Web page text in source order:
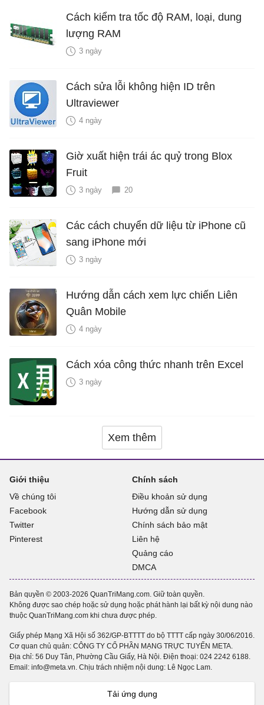
Cách kiểm tra tốc độ RAM, loại, dung
lượng RAM
3 ngày
Cách sửa lỗi không hiện ID trên
Ultraviewer
4 ngày
Giờ xuất hiện trái ác quỷ trong Blox
Fruit
3 ngày 20
Các cách chuyển dữ liệu từ iPhone cũ
sang iPhone mới
3 ngày
Hướng dẫn cách xem lực chiến Liên
Quân Mobile
4 ngày
Cách xóa công thức nhanh trên Excel
3 ngày
Xem thêm
Giới thiệu
Về chúng tôi
Facebook
Twitter
Pinterest
Chính sách
Điều khoản sử dụng
Hướng dẫn sử dụng
Chính sách bảo mật
Liên hệ
Quảng cáo
DMCA
Bản quyền © 2003-2026 QuanTriMang.com. Giữ toàn quyền.
Không được sao chép hoặc sử dụng hoặc phát hành lại bất kỳ nội dung nào
thuộc QuanTriMang.com khi chưa được phép.
Giấy phép Mạng Xã Hội số 362/GP-BTTTT do bộ TTTT cấp ngày 30/06/2016.
Cơ quan chủ quản: CÔNG TY CỔ PHẦN MẠNG TRỰC TUYẾN META.
Địa chỉ: 56 Duy Tân, Phường Cầu Giấy, Hà Nội. Điện thoại: 024 2242 6188
Email: info@meta.vn. Chịu trách nhiệm nội dung: Lê Ngọc Lam.
Tải ứng dụng